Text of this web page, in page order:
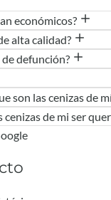
económicos?
alta calidad?
defunción?
son las cenizas de
de mi ser